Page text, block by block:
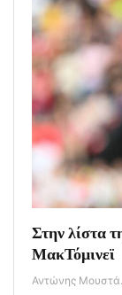
Στην λίστα
ΜακΤόμινεϊ